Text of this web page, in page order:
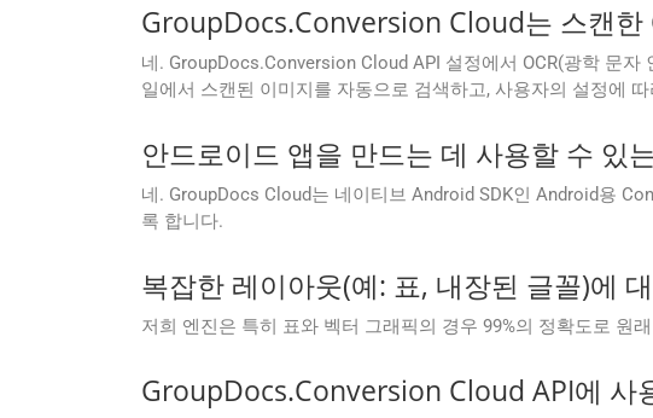
GroupDocs.Conversion Cloud는 스캔한
네. GroupDocs.Conversion Cloud API 설정에서 OCR(광학 문
일에서 스캔된 이미지를 자동으로 검색하고, 사용자의 설정에
안드로이드 앱을 만드는 데 사용할 수 있
네. GroupDocs Cloud는 네이티브 Android SDK인 Android용
록 합니다.
복잡한 레이아웃(예: 표, 내장된 글꼴)에
저희 엔진은 특히 표와 벡터 그래픽의 경우 99%의 정확도로 원
GroupDocs.Conversion Cloud API에 사